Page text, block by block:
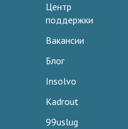
Центр
поддержки
Вакансии
Блог
Insolvo
Kadrout
99uslug